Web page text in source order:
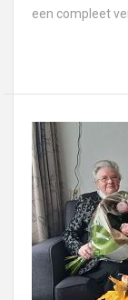
een compleet